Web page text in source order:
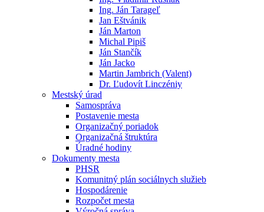
Ing. Ján Tarageľ
Jan Eštvánik
Ján Marton
Michal Pipiš
Ján Stančík
Ján Jacko
Martin Jambrich (Valent)
Dr. Ľudovít Linczéniy
Mestský úrad
Samospráva
Postavenie mesta
Organizačný poriadok
Organizačná štruktúra
Úradné hodiny
Dokumenty mesta
PHSR
Komunitný plán sociálnych služieb
Hospodárenie
Rozpočet mesta